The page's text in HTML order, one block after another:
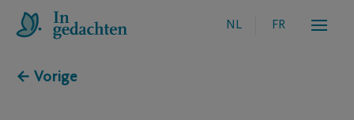
NL FR
← Vorige